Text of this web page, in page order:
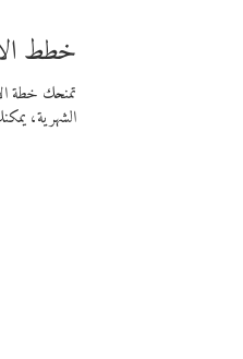
خطط
تمنحك خطة
الشهرية،